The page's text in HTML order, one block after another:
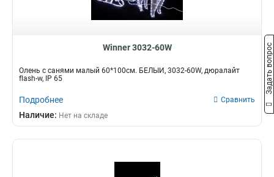
Winner 3032-60W
Олень с санями малый 60*100см. БЕЛЫЙ, 3032-60W, дюралайт
flash-w, IP 65
Подробнее Сравнить
Наличие: Нет на складе
Задать вопрос